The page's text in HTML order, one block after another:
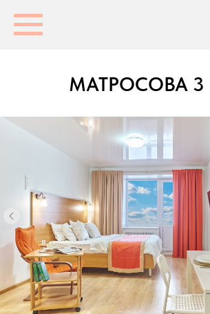
МАТРОСОВА